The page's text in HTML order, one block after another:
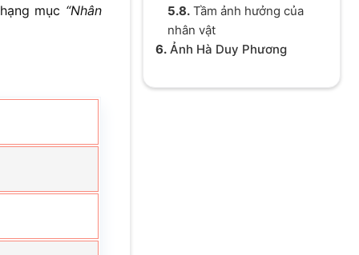
mục “Nhân
5.8.Tầm ảnh hưởng của
nhân vật
6.Ảnh Hà Duy Phương